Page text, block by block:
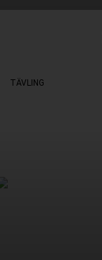
TÄVLING